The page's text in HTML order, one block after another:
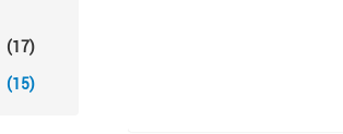
(17)
(15)